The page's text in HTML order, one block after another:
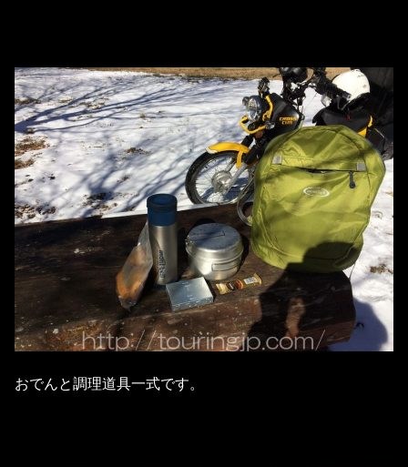
おでんと調理道具一式です。